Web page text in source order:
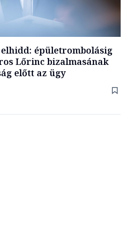
épületrombolásig
Lőrinc bizalmasának
előtt az ügy